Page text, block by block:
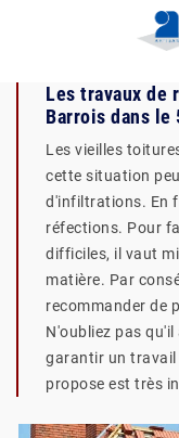
Les travaux de
Barrois dans le
Les vieilles
cette situation
d'infiltrations. En
réfections. Pour
difficiles, il vaut
matière. Par
recommander de
N'oubliez pas
garantir un travail
propose est très